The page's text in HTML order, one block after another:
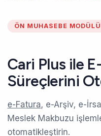
ÖN MUHASEBE MODÜLÜ
Cari Plus ile
Süreçlerini
e-Fatura, e-Arşiv, e-
Meslek Makbuzu
otomatikleştirin.